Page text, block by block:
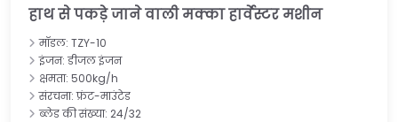
हाथ से पकड़े जाने वाली मक्का हार्वेस्टर मशीन
मॉडल: TZY-10
इंजन: डीजल इंजन
क्षमता: 500kg/h
संरचना: फ्रंट-माउंटेड
ब्लेड की संख्या: 24/32